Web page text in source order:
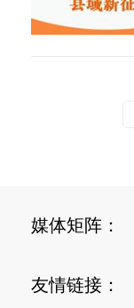
媒体矩阵：
友情链接：